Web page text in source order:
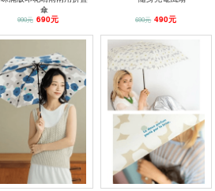
傘
990元 690元 690元 490元